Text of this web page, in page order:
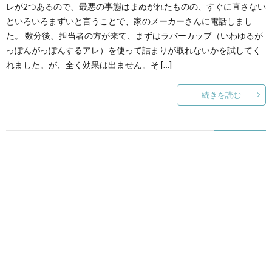
レが2つあるので、最悪の事態はまぬがれたものの、すぐに直さない
といろいろまずいと言うことで、家のメーカーさんに電話しまし
た。 数分後、担当者の方が来て、まずはラバーカップ（いわゆるが
っぽんがっぽんするアレ）を使って詰まりが取れないかを試してく
れました。が、全く効果は出ません。そ […]
続きを読む